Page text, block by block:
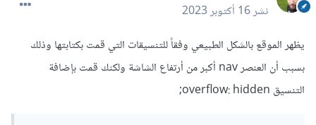
نشر16 أكتوبر 2023
يظهر الموقع بالشكل الطبيعي وفقاً للتنسيقات التي قمت بكتابتها وذلك
بسبب أن العنصر nav أكبر من أرتفاع الشاشة ولكنك قمت بإضافة
التنسيق overflow: hidden;